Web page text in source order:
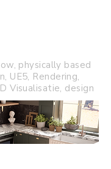
physically based
UE5, Rendering,
Visualisatie, design